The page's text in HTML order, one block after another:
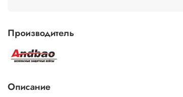
Производитель
Описание